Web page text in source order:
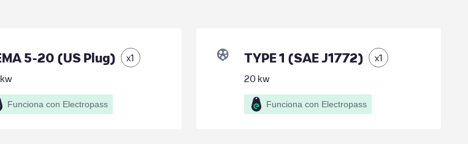
5-20 (US Plug) x1
Funciona con Electropass
TYPE 1 (SAE J1772) x1
20 kw
Funciona con Electropass